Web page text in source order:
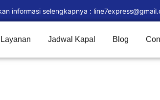
informasi selengkapnya :
Layanan Jadwal Kapal Blog